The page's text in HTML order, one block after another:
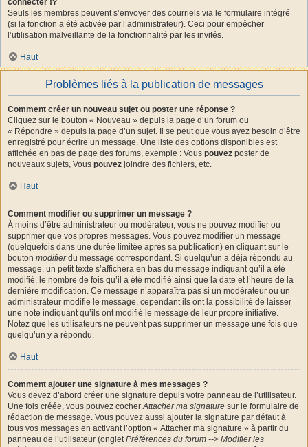
connecter !?
Seuls les membres peuvent s’envoyer des courriels via le formulaire intégré
(si la fonction a été activée par l’administrateur). Ceci pour empêcher
l’utilisation malveillante de la fonctionnalité par les invités.
Haut
Problèmes liés à la publication de messages
Comment créer un nouveau sujet ou poster une réponse ?
Cliquez sur le bouton « Nouveau » depuis la page d’un forum ou
« Répondre » depuis la page d’un sujet. Il se peut que vous ayez besoin d’être
enregistré pour écrire un message. Une liste des options disponibles est
affichée en bas de page des forums, exemple : Vous pouvez poster de
nouveaux sujets, Vous pouvez joindre des fichiers, etc.
Haut
Comment modifier ou supprimer un message ?
À moins d’être administrateur ou modérateur, vous ne pouvez modifier ou
supprimer que vos propres messages. Vous pouvez modifier un message
(quelquefois dans une durée limitée après sa publication) en cliquant sur le
bouton modifierdu message correspondant. Si quelqu’un a déjà répondu au
message, un petit texte s’affichera en bas du message indiquant qu’il a été
modifié, le nombre de fois qu’il a été modifié ainsi que la date et l’heure de la
dernière modification. Ce message n’apparaîtra pas si un modérateur ou un
administrateur modifie le message, cependant ils ont la possibilité de laisser
une note indiquant qu’ils ont modifié le message de leur propre initiative.
Notez que les utilisateurs ne peuvent pas supprimer un message une fois que
quelqu’un y a répondu.
Haut
Comment ajouter une signature à mes messages ?
Vous devez d’abord créer une signature depuis votre panneau de l’utilisateur.
Une fois créée, vous pouvez cocherAttacher ma signature sur le formulaire de
rédaction de message. Vous pouvez aussi ajouter la signature par défaut à
tous vos messages en activant l’option « Attacher ma signature » à partir du
panneau de l’utilisateur (ongletPréférences du forum --> Modifier les